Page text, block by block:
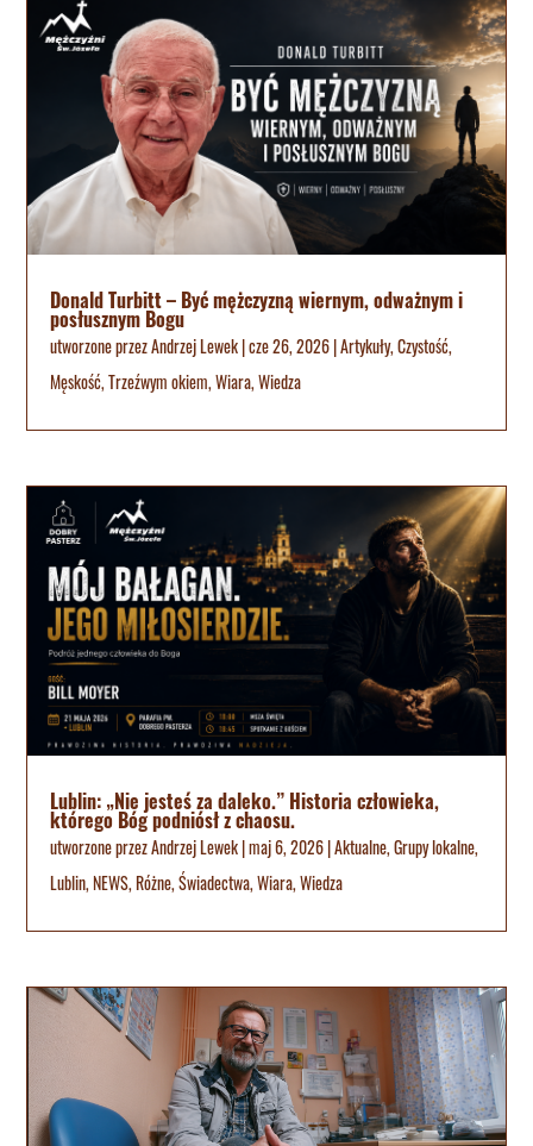
Donald Turbitt – Być mężczyzną wiernym, odważnym i
posłusznym Bogu
utworzone przezAndrzej Lewek|cze 26, 2026|Artykuły,Czystość,
Męskość,Trzeźwym okiem,Wiara,Wiedza
Lublin: „Nie jesteś za daleko.” Historia człowieka,
którego Bóg podniósł z chaosu.
utworzone przezAndrzej Lewek|maj 6, 2026|Aktualne,Grupy lokalne,
Lublin,NEWS,Różne,Świadectwa,Wiara,Wiedza